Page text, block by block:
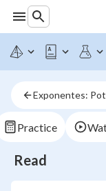
Exponentes:
Practice
Read